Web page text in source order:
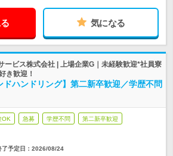
気になる
ービス株式会社 | 上場企業G｜未経験歓迎*社員寮
き歓迎！
ハンドリング】第二新卒歓迎／学歴不問
OK 急募 学歴不問 第二新卒歓迎
了予定日： 2026/08/24